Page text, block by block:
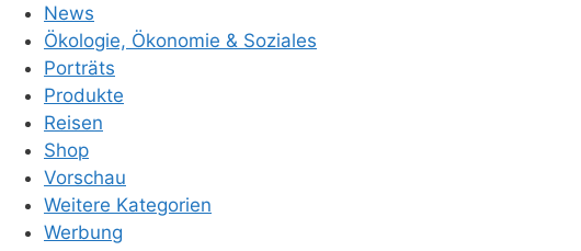
News
Ökologie, Ökonomie & Soziales
Porträts
Produkte
Reisen
Shop
Vorschau
Weitere Kategorien
Werbung